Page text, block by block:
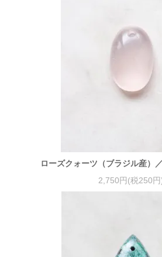
ローズクォーツ（ブラジル産）
2,750円(税250円